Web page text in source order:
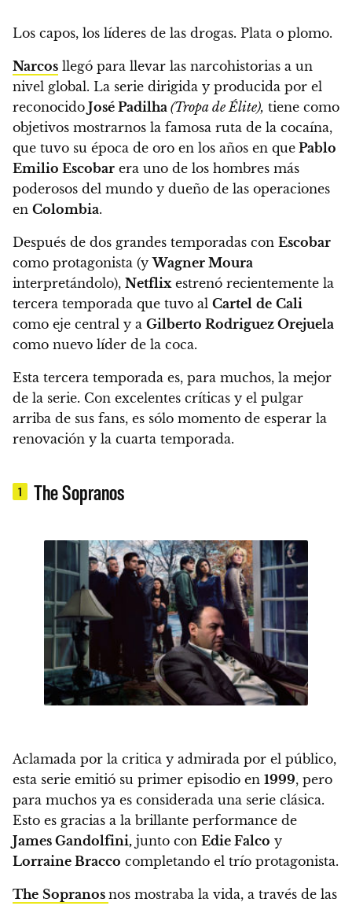
Los capos, los líderes de las drogas. Plata o plomo.
Narcos llegó para llevar las narcohistorias a un
nivel global. La serie dirigida y producida por el
reconocido José Padilha (Tropa de Élite), tiene como
objetivos mostrarnos la famosa ruta de la cocaína,
que tuvo su época de oro en los años en que Pablo
Emilio Escobar era uno de los hombres más
poderosos del mundo y dueño de las operaciones
en Colombia.
Después de dos grandes temporadas con Escobar
como protagonista (yWagner Moura
interpretándolo), Netflix estrenó recientemente la
tercera temporada que tuvo al Cartel de Cali
como eje central y a Gilberto Rodriguez Orejuela
como nuevo líder de la coca.
Esta tercera temporada es, para muchos, la mejor
de la serie. Con excelentes críticas y el pulgar
arriba de sus fans, es sólo momento de esperar la
renovación y la cuarta temporada.
1 The Sopranos
Aclamada por la critica y admirada por el público,
esta serie emitió su primer episodio en 1999, pero
para muchos ya es considerada una serie clásica.
Esto es gracias a la brillante performance de
James Gandolfini, junto con Edie Falco y
Lorraine Bracco completando el trío protagonista.
The Sopranos nos mostraba la vida, a través de las